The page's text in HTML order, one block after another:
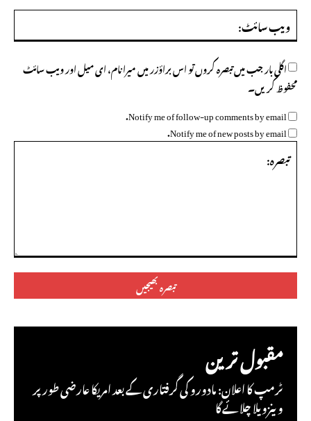
تبصرہ:
اگلی بار جب میں تبصرہ کروں تو اس براؤزر میں میرا نام، ای میل اور ویب سائٹ
محفوظ کریں۔
Notify me of follow-up comments by email.
Notify me of new posts by email.
مقبول ترین
ٹرمپ کا اعلان: مادورو کی گرفتاری کے بعد امریکا عارضی طور پر
وینزویلا چلائے گا